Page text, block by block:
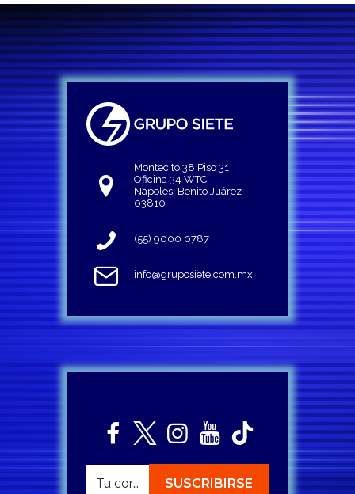
Montecito 38 Piso 31
Oficina 34 WTC
Napoles, Benito Juárez
03810
(55) 9000 0787
info@gruposiete.com.mx